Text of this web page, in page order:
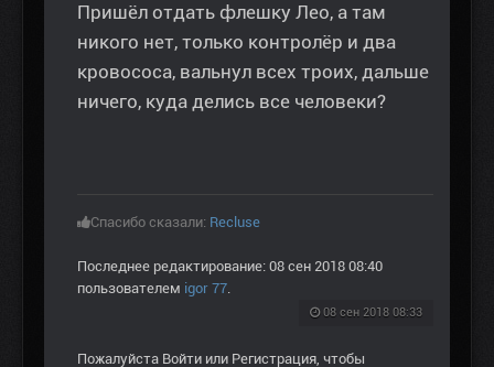
Пришёл отдать флешку Лео, а там
никого нет, только контролёр и два
кровососа, вальнул всех троих, дальше
ничего, куда делись все человеки?
Спасибо сказали: Recluse
Последнее редактирование: 08 сен 2018 08:40
пользователем igor 77.
08 сен 2018 08:33
Пожалуйста Войти или Регистрация, чтобы